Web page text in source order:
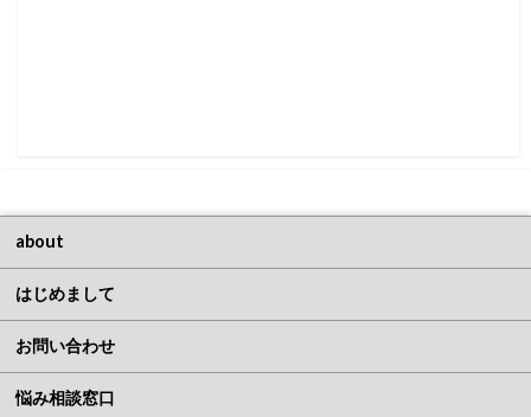
about
はじめまして
お問い合わせ
悩み相談窓口